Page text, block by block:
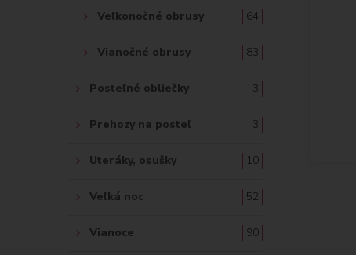
Veľkonočné obrusy 64
Vianočné obrusy 83
Posteľné obliečky 3
Prehozy na posteľ 3
Uteráky, osušky 10
Veľká noc 52
Vianoce 90